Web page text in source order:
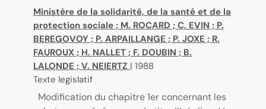
Ministère de la solidarité, de la santé et de la
protection sociale ; M. ROCARD ; C. EVIN ; P.
BEREGOVOY ; P. ARPAILLANGE ; P. JOXE ; R.
FAUROUX ; H. NALLET ; F. DOUBIN ; B.
LALONDE ; V. NEIERTZ | 1988
Texte legislatif
Modification du chapitre 1er concernant les